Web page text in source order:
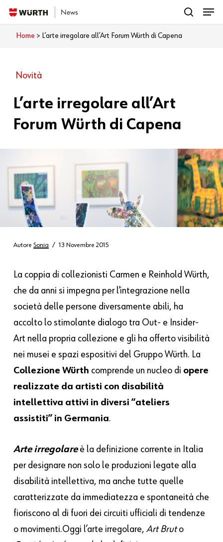
Skip
to
mainCosa vuoi leggere?
search
Menu
Home > L’arte irregolare all’Art Forum Würth di Capena
Novità
L’arte irregolare all’Art
Forum Würth di Capena
Autore Sonia 13 Novembre 2015
La coppia di collezionisti Carmen e Reinhold Würth,
che da anni si impegna per l’integrazione nella
società delle persone diversamente abili, ha
accolto lo stimolante dialogo tra Out- e Insider-
Art nella propria collezione e gli ha offerto visibilità
nei musei e spazi espositivi del Gruppo Würth. La
Collezione Würth comprende un nucleo di opere
realizzate da artisti con disabilità
intellettiva attivi in diversi “ateliers
assistiti” in Germania.
Arte irregolare è la definizione corrente in Italia
per designare non solo le produzioni legate alla
disabilità intellettiva, ma anche tutte quelle
caratterizzate da immediatezza e spontaneità che
fioriscono al di fuori dei circuiti ufficiali di tendenze
o movimenti.Oggi l’arte irregolare, Art Bruto